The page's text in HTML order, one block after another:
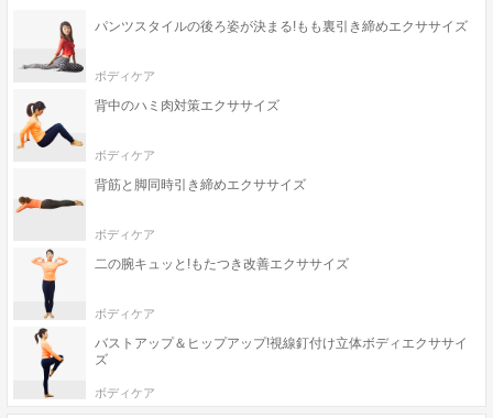
パンツスタイルの後ろ姿が決まる!もも裏引き締めエクササイズ
ボディケア
背中のハミ肉対策エクササイズ
ボディケア
背筋と脚同時引き締めエクササイズ
ボディケア
二の腕キュッと!もたつき改善エクササイズ
ボディケア
バストアップ＆ヒップアップ!視線釘付け立体ボディエクササイ
ズ
ボディケア